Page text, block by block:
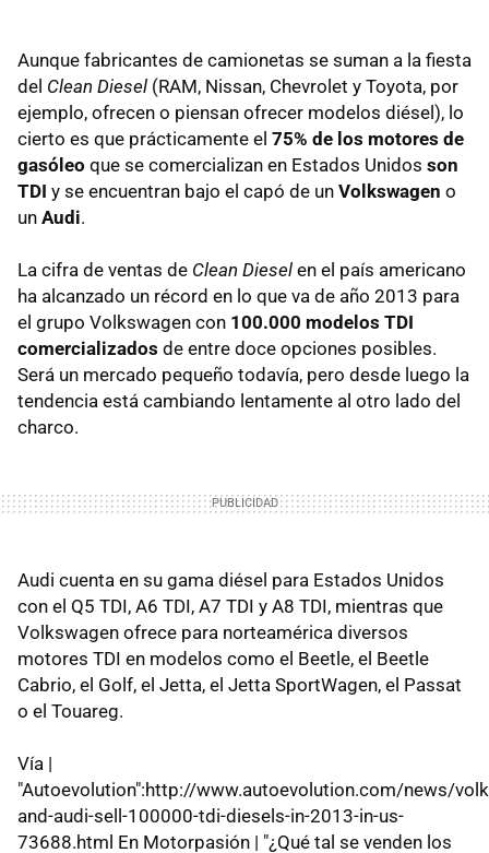
Aunque fabricantes de camionetas se suman a la fiesta
del Clean Diesel (RAM, Nissan, Chevrolet y Toyota, por
ejemplo, ofrecen o piensan ofrecer modelos diésel), lo
cierto es que prácticamente el 75% de los motores de
gasóleo que se comercializan en Estados Unidos son
TDI y se encuentran bajo el capó de un Volkswagen o
un Audi.
La cifra de ventas de Clean Diesel en el país americano
ha alcanzado un récord en lo que va de año 2013 para
el grupo Volkswagen con 100.000 modelos TDI
comercializados de entre doce opciones posibles.
Será un mercado pequeño todavía, pero desde luego la
tendencia está cambiando lentamente al otro lado del
charco.
Audi cuenta en su gama diésel para Estados Unidos
con el Q5 TDI, A6 TDI, A7 TDI y A8 TDI, mientras que
Volkswagen ofrece para norteamérica diversos
motores TDI en modelos como el Beetle, el Beetle
Cabrio, el Golf, el Jetta, el Jetta SportWagen, el Passat
o el Touareg.
Vía |
"Autoevolution":http://www.autoevolution.com/news/
and-audi-sell-100000-tdi-diesels-in-2013-in-us-
73688.html En Motorpasión | "¿Qué tal se venden los